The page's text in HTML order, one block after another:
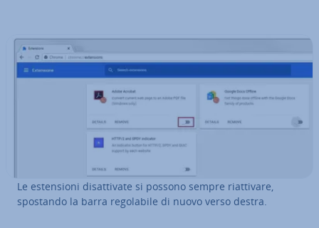
Le esten­sio­ni di­sat­ti­va­te si possono sempre riat­ti­va­re,
spostando la barra re­go­la­bi­le di nuovo verso destra.